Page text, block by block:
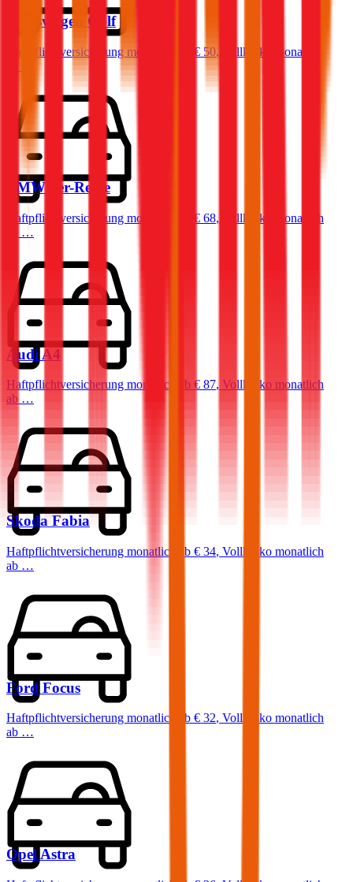
Volkswagen Golf
Haftpflichtversicherung monatlich ab € 50,
Vollkasko monatlich
BMW 3er-Reihe
Haftpflichtversicherung monatlich ab € 68,
Vollkasko monatlich
ab …
Audi A4
Haftpflichtversicherung monatlich ab € 87, Vollkasko monatlich
ab …
Skoda Fabia
Haftpflichtversicherung monatlich ab € 34, Vollkasko monatlich
ab …
Ford Focus
Haftpflichtversicherung monatlich ab € 32, Vollkasko monatlich
ab …
Opel Astra